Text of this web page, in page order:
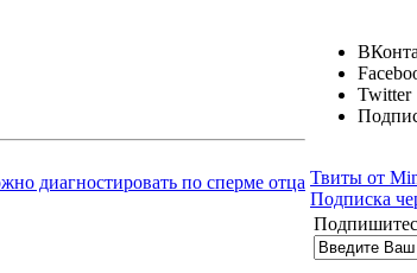
диагностировать по сперме отца
Twitter
Твиты от
Подписка